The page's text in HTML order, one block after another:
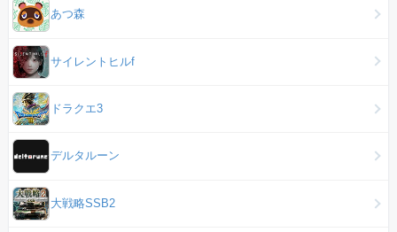
あつ森
サイレントヒルf
ドラクエ3
デルタルーン
大戦略SSB2